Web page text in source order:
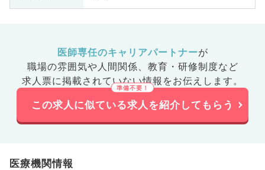
医師専任のキャリアパートナーが
職場の雰囲気や人間関係、 教育・研修制度など
求人票に掲載されていない情報をお伝えします。
この求人に似ている求人を紹介してもらう
医療機関情報